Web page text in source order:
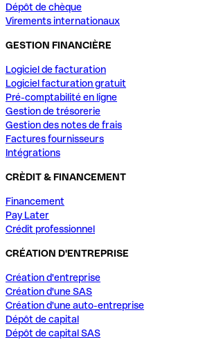
Dépôt de chèque
Virements internationaux
GESTION FINANCIÈRE
Logiciel de facturation
Logiciel facturation gratuit
Pré-comptabilité en ligne
Gestion de trésorerie
Gestion des notes de frais
Factures fournisseurs
Intégrations
CRÈDIT & FINANCEMENT
Financement
Pay Later
Crédit professionnel
CRÉATION D'ENTREPRISE
Création d'entreprise
Création d'une SAS
Création d'une auto-entreprise
Dépôt de capital
Dépôt de capital SAS